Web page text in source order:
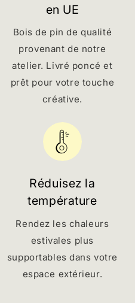
en UE
Bois de pin de qualité
provenant de notre
atelier. Livré poncé et
prêt pour votre touche
créative.
Réduisez la
température
Rendez les chaleurs
estivales plus
supportables dans votre
espace extérieur.